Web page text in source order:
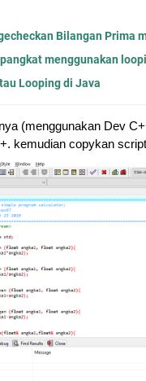
Bilangan Prima
menggunakan
Looping di Java
(menggunakan Dev
kemudian copykan